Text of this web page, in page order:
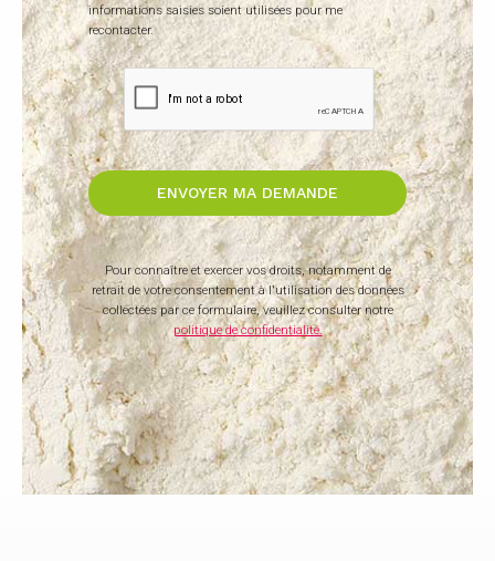
informations saisies soient utilisées pour me
recontacter.
Pour connaître et exercer vos droits, notamment de
retrait de votre consentement à l'utilisation des données
collectées par ce formulaire, veuillez consulter notre
politique de confidentialité.